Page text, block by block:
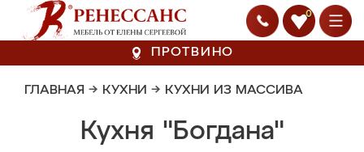
0
ПРОТВИНО
ГЛАВНАЯ → КУХНИ → КУХНИ ИЗ МАССИВА
Кухня "Богдана"